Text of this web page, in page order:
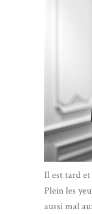
Il est tard
Plein les
aussi mal